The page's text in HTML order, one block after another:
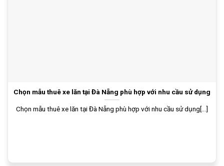
Chọn mẫu thuê xe lăn tại Đà Nẵng phù hợp với nhu cầu sử dụng
Chọn mẫu thuê xe lăn tại Đà Nẵng phù hợp với nhu cầu sử dụng[...]